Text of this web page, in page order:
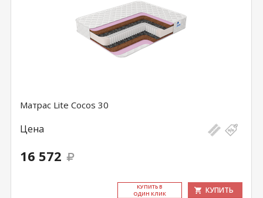
Матрас Lite Cocos 30
Цена
16 572
КУ­ПИТЬ В
ОДИН КЛИК
КУПИТЬ